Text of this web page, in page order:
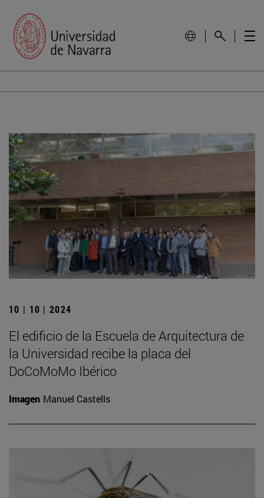
10 | 10 | 2024
El edificio de la Escuela de Arquitectura de
la Universidad recibe la placa del
DoCoMoMo Ibérico
Imagen Manuel Castells